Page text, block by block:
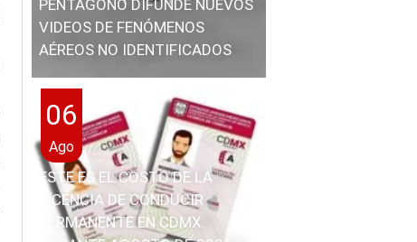
PENTÁGONO DIFUNDE NUEVOS
VIDEOS DE FENÓMENOS
AÉREOS NO IDENTIFICADOS
06
Ago
ESTE ES EL COSTO DE LA
LICENCIA DE CONDUCIR
PERMANENTE EN CDMX